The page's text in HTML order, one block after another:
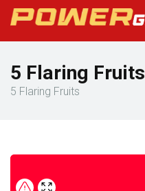
5 Flaring Fruits
5 Flaring Fruits